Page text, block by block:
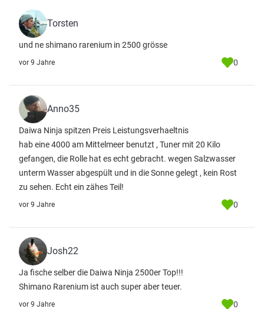
Torsten
und ne shimano rarenium in 2500 grösse
vor 9 Jahre 0
Anno35
Daiwa Ninja spitzen Preis Leistungsverhaeltnis
hab eine 4000 am Mittelmeer benutzt , Tuner mit 20 Kilo
gefangen, die Rolle hat es echt gebracht. wegen Salzwasser
unterm Wasser abgespült und in die Sonne gelegt , kein Rost
zu sehen. Echt ein zähes Teil!
vor 9 Jahre 0
Josh22
Ja fische selber die Daiwa Ninja 2500er Top!!!
Shimano Rarenium ist auch super aber teuer.
vor 9 Jahre 0